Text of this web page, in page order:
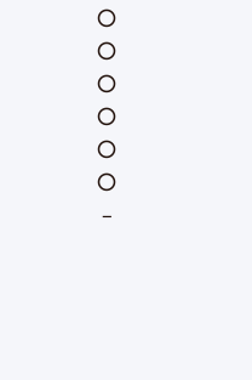
〇
〇
〇
〇
〇
〇
–